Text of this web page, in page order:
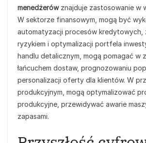
menedżerówznajduje zastosowanie w
W sektorze finansowym, mogą być
automatyzacji procesów kredytowych,
ryzykiem i optymalizacji portfela
handlu detalicznym, mogą pomagać w
łańcuchem dostaw, prognozowaniu
personalizacji oferty dla klientów. W
produkcyjnym, mogą optymalizować
produkcyjne, przewidywać awarie
zapasami.